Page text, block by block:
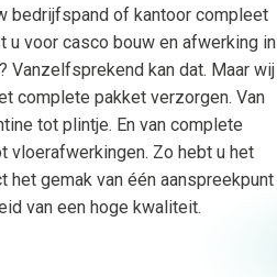
bedrijfspand of kantoor compleet
u voor casco bouw en afwerking in
Vanzelfsprekend kan dat. Maar wij
complete pakket verzorgen. Van
tot plintje. En van complete
vloerafwerkingen. Zo hebt u het
het gemak van één aanspreekpunt
van een hoge kwaliteit.